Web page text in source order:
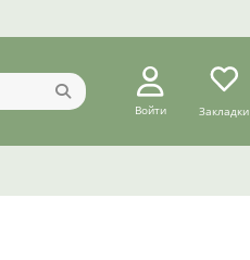
Войти Закладки